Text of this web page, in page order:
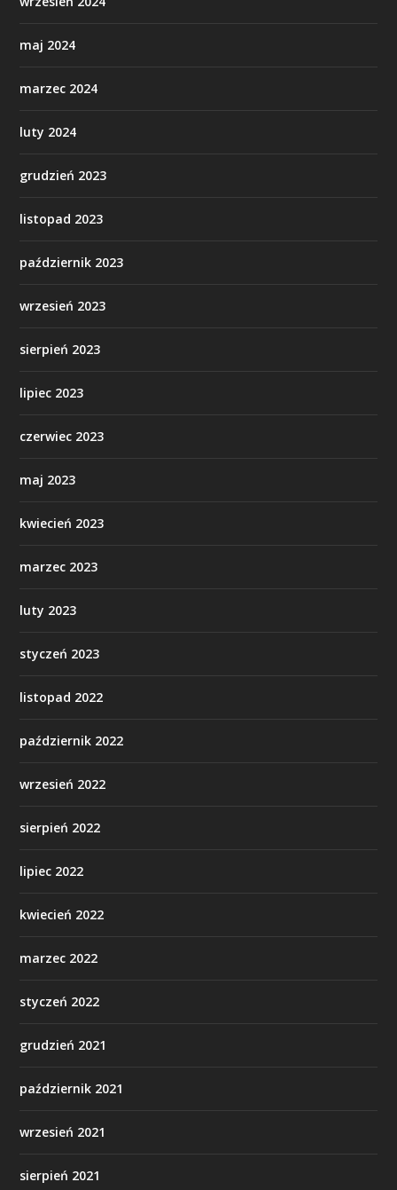
maj 2024
marzec 2024
luty 2024
grudzień 2023
listopad 2023
październik 2023
wrzesień 2023
sierpień 2023
lipiec 2023
czerwiec 2023
maj 2023
kwiecień 2023
marzec 2023
luty 2023
styczeń 2023
listopad 2022
październik 2022
wrzesień 2022
sierpień 2022
lipiec 2022
kwiecień 2022
marzec 2022
styczeń 2022
grudzień 2021
październik 2021
wrzesień 2021
sierpień 2021